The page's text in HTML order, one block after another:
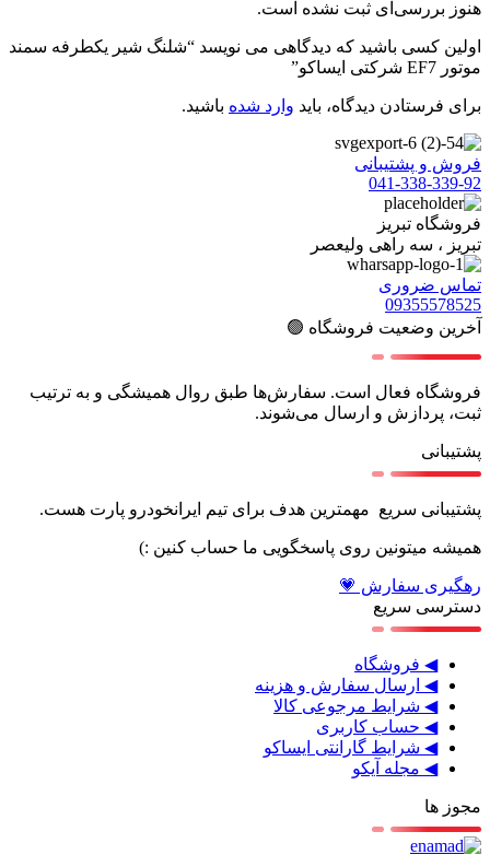
هنوز بررسی‌ای ثبت نشده است.
اولین کسی باشید که دیدگاهی می نویسد “شلنگ شیر یکطرفه سمند
موتور EF7 شرکتی ایساکو”
برای فرستادن دیدگاه، باید وارد شده باشید.
فروش و پشتیبانی
041-338-339-92
فروشگاه تبریز
تبریز ، سه راهی ولیعصر
تماس ضروری
09355578525
آخرین وضعیت فروشگاه 🟢
فروشگاه فعال است. سفارش‌ها طبق روال همیشگی و به ترتیب
ثبت، پردازش و ارسال می‌شوند.
پشتیبانی
پشتیبانی سریع مهمترین هدف برای تیم ایرانخودرو پارت هست.
همیشه میتونین روی پاسخگویی ما حساب کنین :)
رهگیری سفارش 💗
دسترسی سریع
◀ فروشگاه
◀ ارسال سفارش و هزینه
◀ شرایط مرجوعی کالا
◀ حساب کاربری
◀ شرایط گارانتی ایساکو
◀ مجله آیکو
مجوز ها